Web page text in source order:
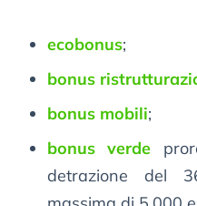
ecobonus;
bonus
bonus mobili;
bonus verde
detrazione del